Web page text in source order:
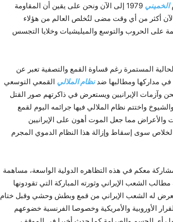
الخميني
1979 إلى الآن ونحن على يقين أن المقاومة
الآن أكثر من أي وقت مضى لتُخلص العالم من هؤلاء
على الحروب والتوسع والميليشيات وخلايا التجسس
المستمرة رغم قساوة القمع والتصفية تعبر عن
في مداركها ومطالبها ضدنظام الملالي القمعي التوسعي
وآزمات الإيرانيين ويستعرض في ذاكرتهم صور القتل
واختتم نظام الملالي فيها جرائمه اليوم لقمع
والأعراض مما جعل الموت أهون على الإيرانيين
سوى إسقاط وإزالة هذا النظام الدموي المجرم
معكم في هذه التظاهره الدولية الواسعة، مساهمة
الشعب الإيراني وثورته المباركة التي تقودونها
له الشعب الإيراني من قمع وبطش وحشي وقبل ختام
الأوروبية والأمريكية وخصوصا الفرنسية خضوعهم